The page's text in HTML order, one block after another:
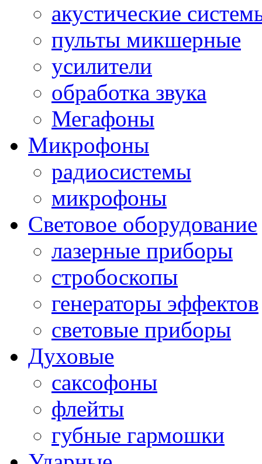
акустические
пульты микшерные
усилители
обработка звука
Мегафоны
Микрофоны
радиосистемы
микрофоны
Световое оборудование
лазерные приборы
стробоскопы
генераторы эффектов
световые приборы
Духовые
саксофоны
флейты
губные гармошки